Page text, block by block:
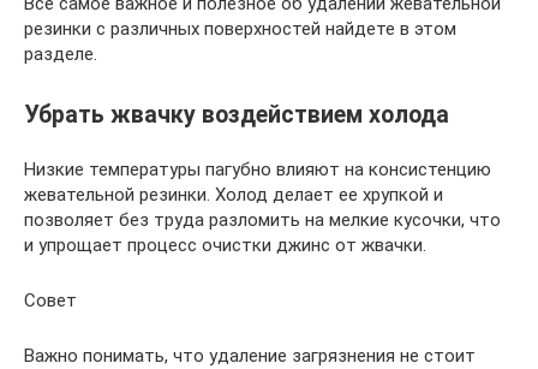
резинки с различных поверхностей найдете в этом
разделе.
Убрать жвачку воздействием холода
Низкие температуры пагубно влияют на консистенцию
жевательной резинки. Холод делает ее хрупкой и
позволяет без труда разломить на мелкие кусочки, что
и упрощает процесс очистки джинс от жвачки.
Совет
Важно понимать, что удаление загрязнения не стоит